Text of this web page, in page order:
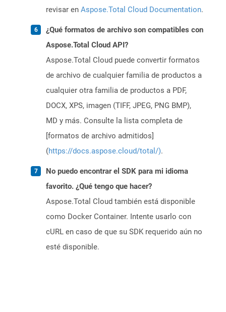
revisar en Aspose.Total Cloud Documentation.
¿Qué formatos de archivo son compatibles con
Aspose.Total Cloud API?
Aspose.Total Cloud puede convertir formatos
de archivo de cualquier familia de productos a
cualquier otra familia de productos a PDF,
DOCX, XPS, imagen (TIFF, JPEG, PNG BMP),
MD y más. Consulte la lista completa de
[formatos de archivo admitidos]
(https://docs.aspose.cloud/total/).
No puedo encontrar el SDK para mi idioma
favorito. ¿Qué tengo que hacer?
Aspose.Total Cloud también está disponible
como Docker Container. Intente usarlo con
cURL en caso de que su SDK requerido aún no
esté disponible.